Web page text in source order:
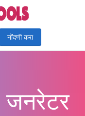
नोंदणी करा
जनरेटर